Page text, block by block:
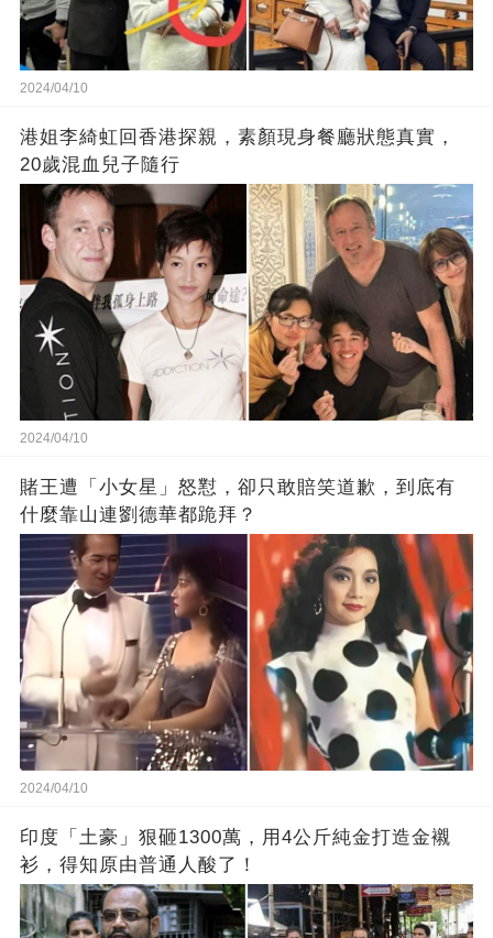
2024/04/10
港姐李綺虹回香港探親，素顏現身餐廳狀態真實，
20歲混血兒子隨行
2024/04/10
賭王遭「小女星」怒懟，卻只敢賠笑道歉，到底有
什麼靠山連劉德華都跪拜？
2024/04/10
印度「土豪」狠砸1300萬，用4公斤純金打造金襯
衫，得知原由普通人酸了！